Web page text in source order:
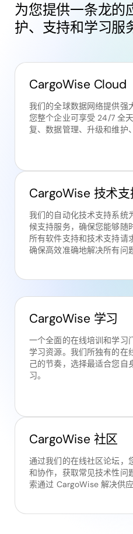
为您提供一条龙的
护、支持和学习服
CargoWise Cloud
我们的全球数据网络提供强
您整个企业可享受 24/7 全
复、数据管理、升级和维护
CargoWise 技术
我们的自动化技术支持系统
候支持服务，确保您能够随
所有软件支持和技术支持请
确保高效准确地解决所有问
CargoWise 学习
一个全面的在线培训和学习
学习资源。我们所独有的在
己的节奏，选择最适合您自
习。
CargoWise 社区
通过我们的在线社区论坛，
和协作，获取常见技术性问
索通过 CargoWise 解决供